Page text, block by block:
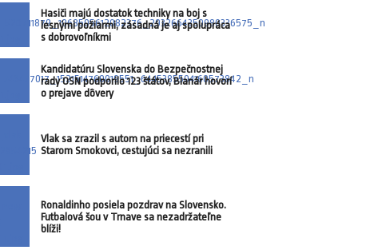
Hasiči majú dostatok techniky na boj s
lesnými požiarmi, zásadná je aj spolupráca
s dobrovoľníkmi
Kandidatúru Slovenska do Bezpečnostnej
rady OSN podporilo 123 štátov, Blanár hovorí
o prejave dôvery
Vlak sa zrazil s autom na priecestí pri
Starom Smokovci, cestujúci sa nezranili
Ronaldinho posiela pozdrav na Slovensko.
Futbalová šou v Trnave sa nezadržateľne
blíži!